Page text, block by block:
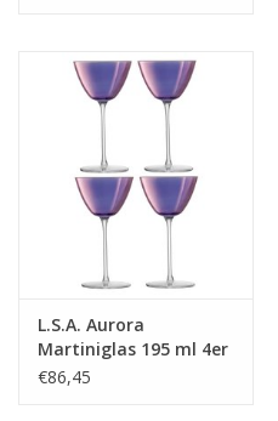
L.S.A. Aurora
Martiniglas 195 ml 4er
Set
€86,45